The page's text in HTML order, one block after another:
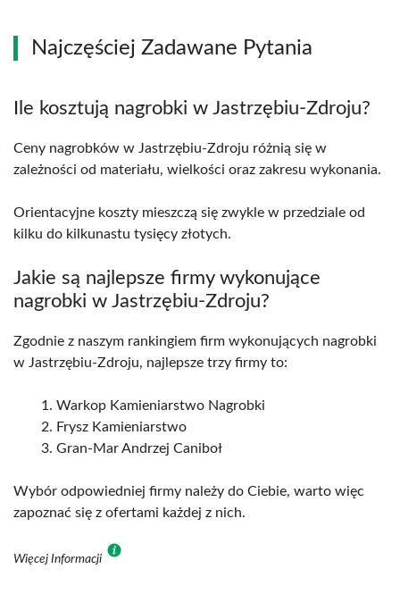
Najczęściej Zadawane Pytania
Ile kosztują nagrobki w Jastrzębiu-Zdroju?
Ceny nagrobków w Jastrzębiu-Zdroju różnią się w
zależności od materiału, wielkości oraz zakresu wykonania.
Orientacyjne koszty mieszczą się zwykle w przedziale od
kilku do kilkunastu tysięcy złotych.
Jakie są najlepsze firmy wykonujące
nagrobki w Jastrzębiu-Zdroju?
Zgodnie z naszym rankingiem firm wykonujących nagrobki
w Jastrzębiu-Zdroju, najlepsze trzy firmy to:
Warkop Kamieniarstwo Nagrobki
Frysz Kamieniarstwo
Gran-Mar Andrzej Caniboł
Wybór odpowiedniej firmy należy do Ciebie, warto więc
zapoznać się z ofertami każdej z nich.
Więcej Informacji